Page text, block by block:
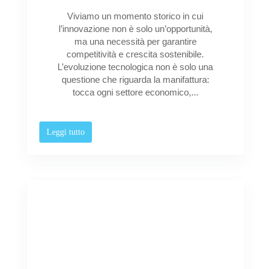
Viviamo un momento storico in cui
l’innovazione non è solo un’opportunità,
ma una necessità per garantire
competitività e crescita sostenibile.
L’evoluzione tecnologica non è solo una
questione che riguarda la manifattura:
tocca ogni settore economico,...
Leggi tutto